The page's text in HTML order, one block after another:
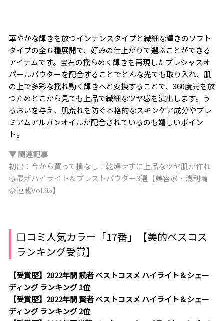
華やかな輝きを放つインテンスタイプと繊細な輝きのソフト
タイプの全６種展開で、好みの仕上がりで選ぶことができる
アイテムです。宝石の揺らめく輝きを再現したプレシャスオ
パールパウダーを配合することでどんな光でも取り入れ、肌
の上で多彩な揺れ動く輝きへと変換することで、360度光を放
つためどこから見ても上品で繊細なツヤ感を演出します。う
るおいを与え、肌荒れを防ぐ本格的なスキンケア成分やプレ
ミアムアルガンオイルが配合されているのも嬉しいポイン
ト。
▼ 関連記事
初出：今から買って損なし！乾燥せずに上品なツヤ肌が作れ
る最新ハイライト＆プレストパウダー3選【美容家・浅利晴
奈連載Vol.95】
口コミ人気カラー「17番」【美的べスコス
ランキング受賞】
【受賞歴】2022年間 読者 ベストコスメ ハイライト＆シェー
ディング ランキング 1位
【受賞歴】2022年間 賢者 ベストコスメ ハイライト＆シェー
ディング ランキング 2位